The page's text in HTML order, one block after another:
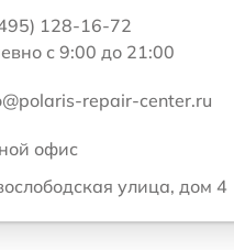
128-16-72
с 9:00 до 21:00
repair-center.ru
офис
улица, дом 4